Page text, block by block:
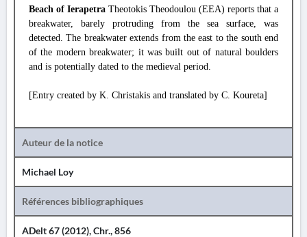
Beach of Ierapetra Theotokis Theodoulou (EEA) reports that a
breakwater, barely protruding from the sea surface, was
detected. The breakwater extends from the east to the south end
of the modern breakwater; it was built out of natural boulders
and is potentially dated to the medieval period.
[Entry created by K. Christakis and translated by C. Koureta]
Auteur de la notice
Michael Loy
Références bibliographiques
ADelt 67 (2012), Chr., 856